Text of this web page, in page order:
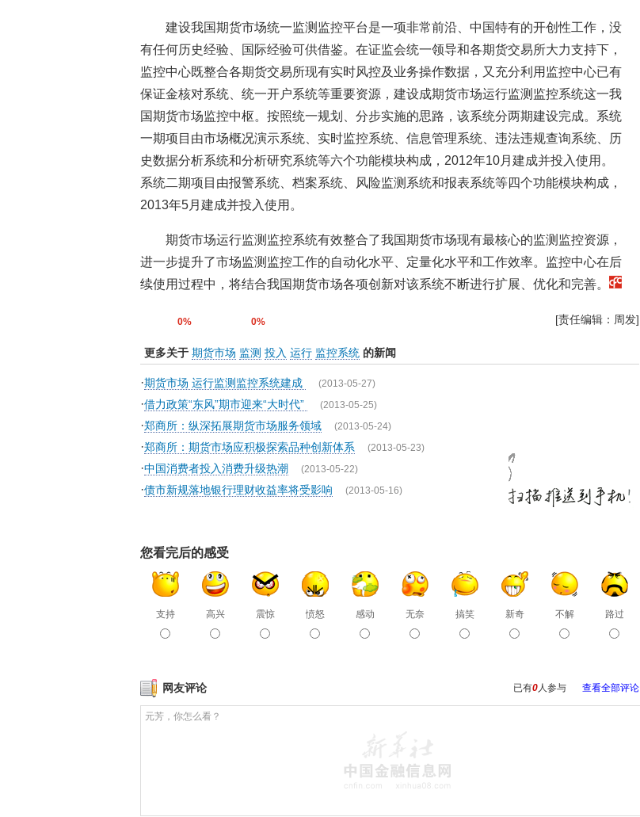
建设我国期货市场统一监测监控平台是一项非常前沿、中国特有的开创性工作，没
有任何历史经验、国际经验可供借鉴。在证监会统一领导和各期货交易所大力支持下，
监控中心既整合各期货交易所现有实时风控及业务操作数据，又充分利用监控中心已有
保证金核对系统、统一开户系统等重要资源，建设成期货市场运行监测监控系统这一我
国期货市场监控中枢。按照统一规划、分步实施的思路，该系统分两期建设完成。系统
一期项目由市场概况演示系统、实时监控系统、信息管理系统、违法违规查询系统、历
史数据分析系统和分析研究系统等六个功能模块构成，2012年10月建成并投入使用。
系统二期项目由报警系统、档案系统、风险监测系统和报表系统等四个功能模块构成，
2013年5月建成并投入使用。
期货市场运行监测监控系统有效整合了我国期货市场现有最核心的监测监控资源，
进一步提升了市场监测监控工作的自动化水平、定量化水平和工作效率。监控中心在后
续使用过程中，将结合我国期货市场各项创新对该系统不断进行扩展、优化和完善。
0% 0% [责任编辑：周发]
更多关于 期货市场 监测 投入 运行 监控系统 的新闻
·期货市场 运行监测监控系统建成 (2013-05-27)
·借力政策“东风”期市迎来“大时代” (2013-05-25)
·郑商所：纵深拓展期货市场服务领域 (2013-05-24)
·郑商所：期货市场应积极探索品种创新体系 (2013-05-23)
·中国消费者投入消费升级热潮 (2013-05-22)
·债市新规落地银行理财收益率将受影响 (2013-05-16)
您看完后的感受
支持 高兴 震惊 愤怒 感动 无奈 搞笑 新奇 不解 路过
网友评论 已有0人参与 查看全部评论